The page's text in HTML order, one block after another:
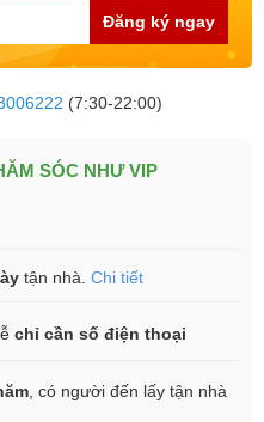
Đăng ký ngay
(7:30-22:00)
SÓC NHƯ VIP
tận nhà. Chi tiết
chỉ cần số điện thoại
, có người đến lấy tận nhà